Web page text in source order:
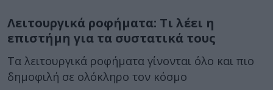
Λειτουργικά ροφήματα: Τι λέει η
επιστήμη για τα συστατικά τους
Τα λειτουργικά ροφήματα γίνονται όλο και πιο
δημοφιλή σε ολόκληρο τον κόσμο